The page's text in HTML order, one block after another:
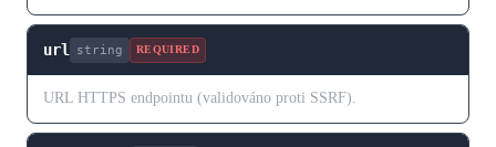
url string REQUIRED
URL HTTPS endpointu (validováno proti SSRF).